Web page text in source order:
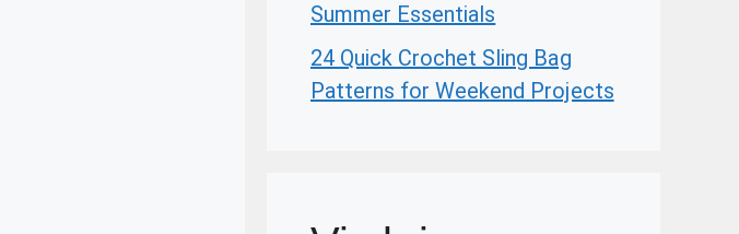
Summer Essentials
24 Quick Crochet Sling Bag
Patterns for Weekend Projects